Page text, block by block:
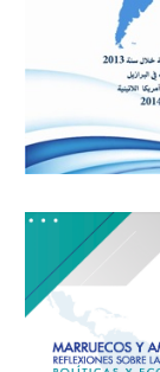
لسنة